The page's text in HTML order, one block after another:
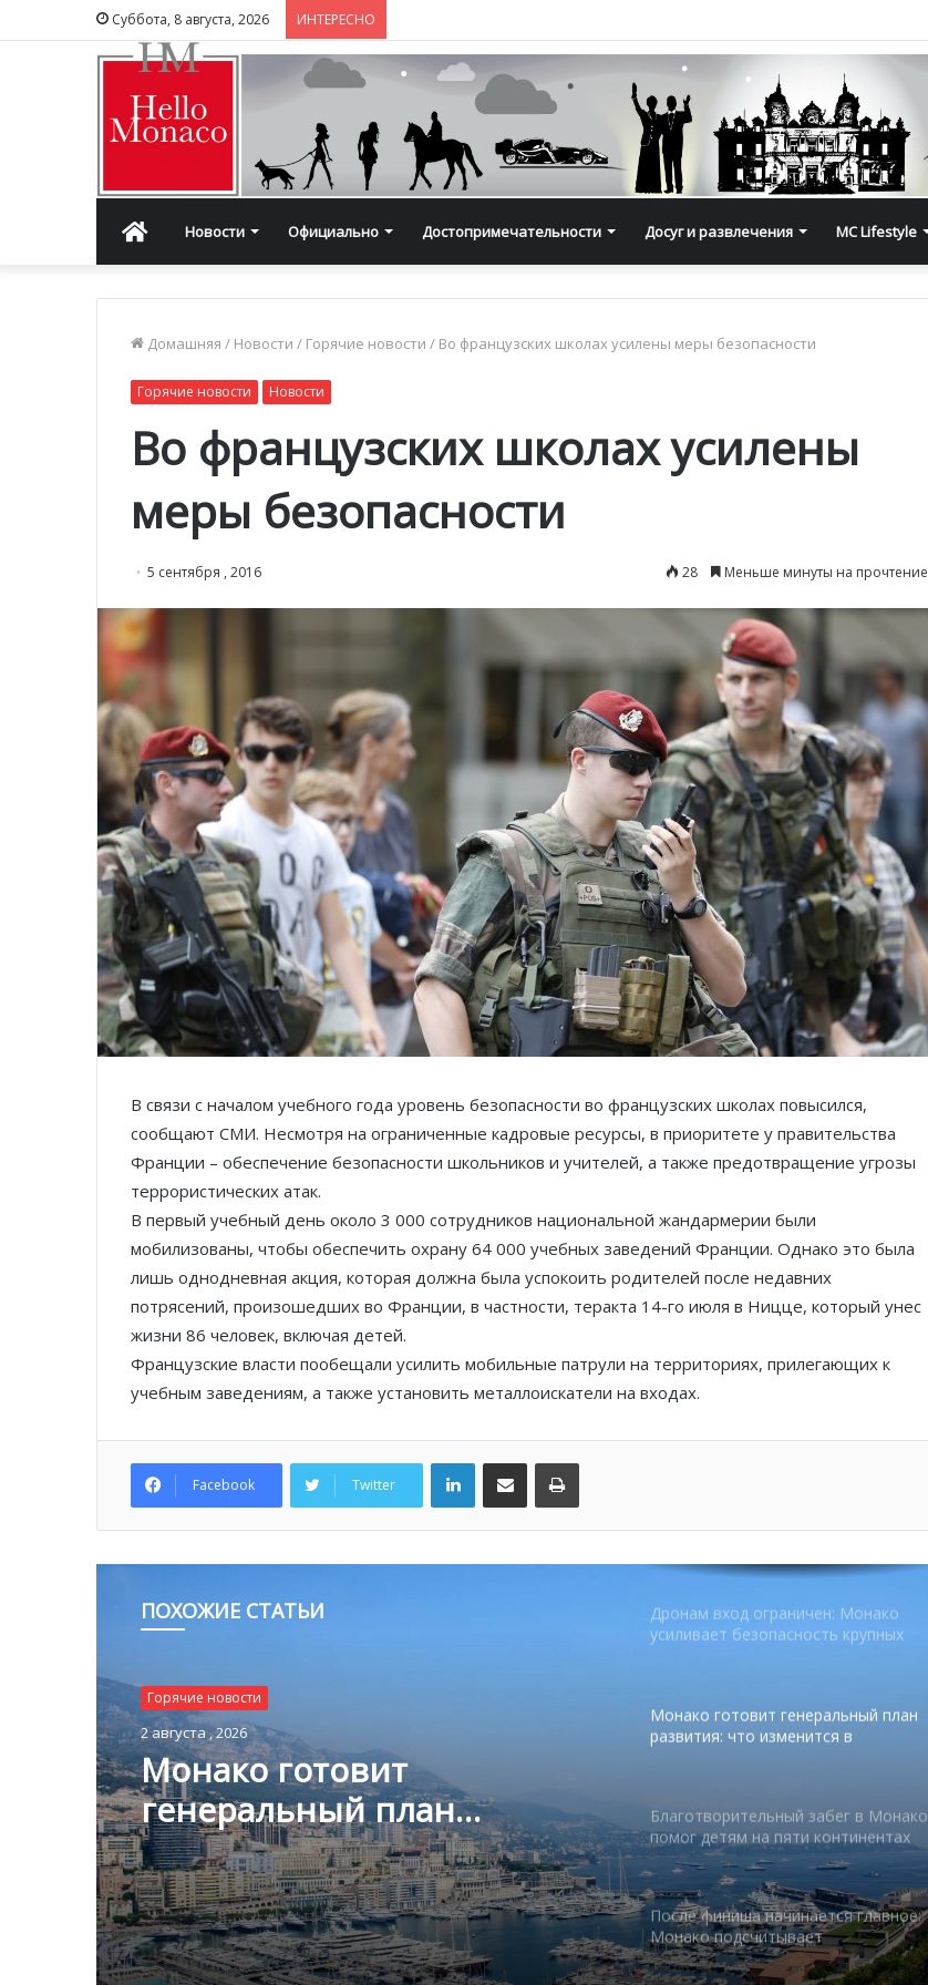
Суббота, 8 августа, 2026 ИНТЕРЕСНО
ГлавнаяНовости Официально Достопримечательности Досуг и развлечения MC Lifestyle
Домашняя / Новости / Горячие новости / Во французских школах усилены меры безопасности
Горячие новости Новости
Во французских школах усилены
меры безопасности
5 сентября , 2016 28 Меньше минуты на прочтение
В связи с началом учебного года уровень безопасности во французских школах повысился,
сообщают СМИ. Несмотря на ограниченные кадровые ресурсы, в приоритете у правительства
Франции – обеспечение безопасности школьников и учителей, а также предотвращение угрозы
террористических атак.
В первый учебный день около 3 000 сотрудников национальной жандармерии были
мобилизованы, чтобы обеспечить охрану 64 000 учебных заведений Франции. Однако это была
лишь однодневная акция, которая должна была успокоить родителей после недавних
потрясений, произошедших во Франции, в частности, теракта 14-го июля в Ницце, который унес
жизни 86 человек, включая детей.
Французские власти пообещали усилить мобильные патрули на территориях, прилегающих к
учебным заведениям, а также установить металлоискатели на входах.
Facebook Twitter
LinkedInПоделиться по электронной почте Распечатать
ПОХОЖИЕ СТАТЬИ
Горячие новости
2 августа , 2026
Монако готовит
генеральный план
развития: что изменится в
Княжестве
Горячие новости
1 августа , 2026
Благотворительный забег в
Монако помог детям на
Красного Креста Монако
Шарль Леклер вновь в борьбе:
паузой
SBM и Be Safe Monaco продлили
партнёрство ради безопасных
летних ночей
В Монако раскрыли мошенничество
с драгоценностями на сумму свыше
Дронам вход ограничен: Монако
мероприятий
Княжестве
После финиша начинается главное:
Монако подсчитывает
экономическую ценность Гран-при
Формулы-1
Отели Монако стали главным